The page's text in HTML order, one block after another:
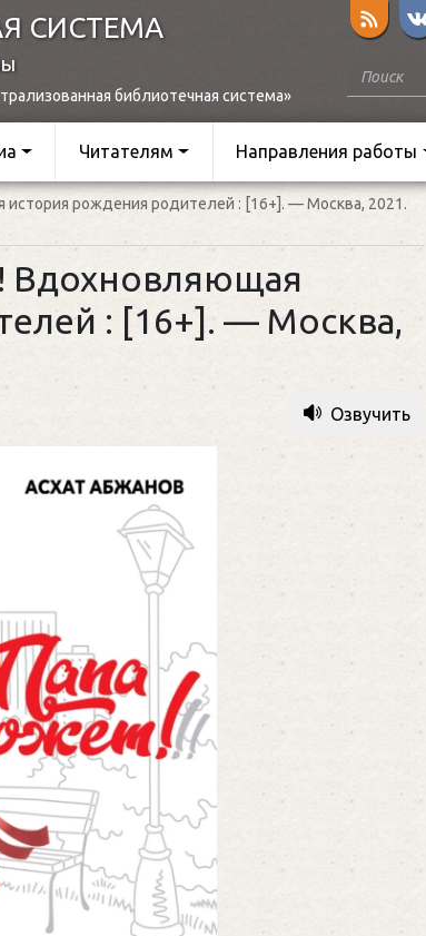
СИСТЕМА
библиотечная система»
Читателям Направления работы
рождения родителей : [16+]. — Москва, 2021.
Вдохновляющая
: [16+]. — Москва,
Озвучить